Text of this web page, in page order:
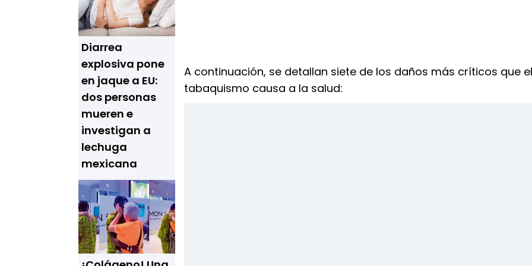
Diarrea
explosiva pone
en jaque a EU:
dos personas
mueren e
investigan a
lechuga
mexicana
A continuación, se detallan siete de los daños más críticos que el
tabaquismo causa a la salud: